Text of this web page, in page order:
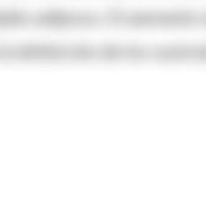
adiposo. El
inhibición de los